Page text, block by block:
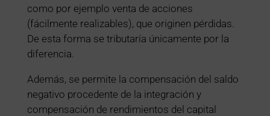
como por ejemplo venta de acciones
(fácilmente realizables), que originen pérdidas.
De esta forma se tributaría únicamente por la
diferencia.
Además, se permite la compensación del saldo
negativo procedente de la integración y
compensación de rendimientos del capital